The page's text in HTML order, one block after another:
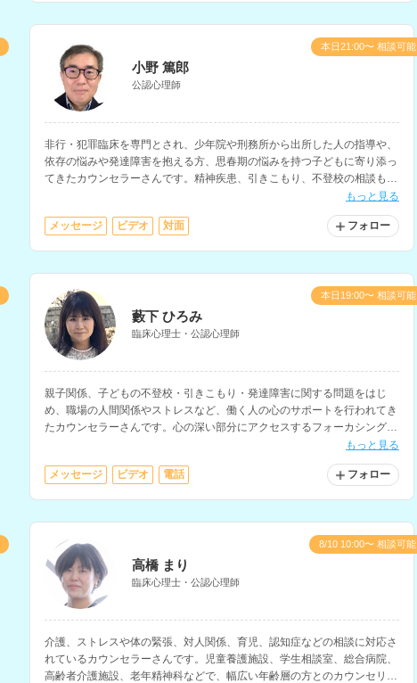
小野 篤郎
公認心理師
非行・犯罪臨床を専門とされ、少年院や刑務所から出所した人の指導や、
依存の悩みや発達障害を抱える方、思春期の悩みを持つ子どもに寄り添っ
てきたカウンセラーさんです。精神疾患、引きこもり、不登校の相談も得
意とされており、放課後等デイサービスの心理士としても活動されていま
もっと見る
メッセージ ビデオ 対面 フォロー
本日21:00〜 相談可能
藪下 ひろみ
臨床心理士・公認心理師
親子関係、子どもの不登校・引きこもり・発達障害に関する問題をはじ
め、職場の人間関係やストレスなど、働く人の心のサポートを行われてき
たカウンセラーさんです。心の深い部分にアクセスするフォーカシングな
もっと見る
メッセージ ビデオ 電話 フォロー
本日19:00〜 相談可能
高橋 まり
臨床心理士・公認心理師
介護、ストレスや体の緊張、対人関係、育児、認知症などの相談に対応さ
れているカウンセラーさんです。児童養護施設、学生相談室、総合病院、
高齢者介護施設、老年精神科などで、幅広い年齢層の方とのカウンセリン
8/10 10:00〜 相談可能